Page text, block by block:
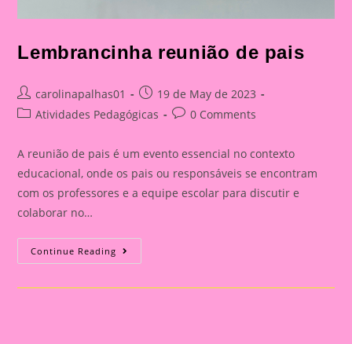
Lembrancinha reunião de pais
Post
author:
carolinapalhas01
Post
published:
19 de May de 2023
PostAtividades Pedagógicas
Post0 Comments
A reunião de pais é um evento essencial no contexto
educacional, onde os pais ou responsáveis se encontram
com os professores e a equipe escolar para discutir e
colaborar no…
Continue Reading Lembrancinha
Reunião